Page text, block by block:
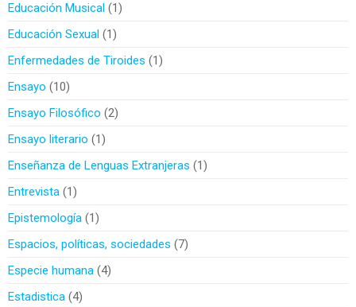
Educación Musical 1
Educación Sexual 1
Enfermedades de Tiroides
1
Ensayo
10
Ensayo Filosófico 2
Ensayo literario
1
Enseñanza de Lenguas Extranjeras
1
Entrevista 1
Epistemología 1
Espacios, políticas, sociedades
7
Especie humana 4
Estadistica 4